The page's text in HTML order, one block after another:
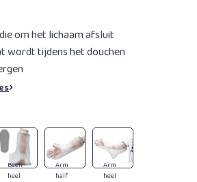
om het lichaam afsluit
wordt tijdens het douchen
Been
heel
Arm
half
Arm
heel